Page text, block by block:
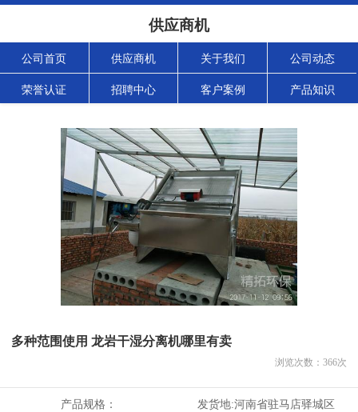
供应商机
公司首页 供应商机 关于我们 公司动态
荣誉认证 招聘中心 客户案例 产品知识
多种范围使用 龙岩干湿分离机哪里有卖
浏览次数： 366次
产品规格： 发货地:河南省驻马店驿城区